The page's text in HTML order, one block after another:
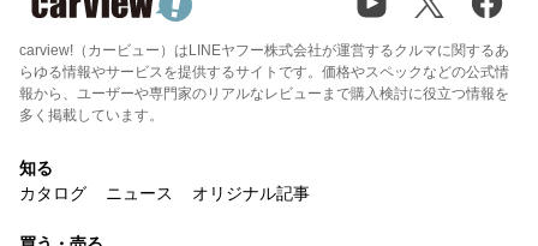
carview!（カービュー）はLINEヤフー株式会社が運営するクルマに関するあ
らゆる情報やサービスを提供するサイトです。価格やスペックなどの公式情
報から、ユーザーや専門家のリアルなレビューまで購入検討に役立つ情報を
多く掲載しています。
知る
カタログ
ニュース オリジナル記事